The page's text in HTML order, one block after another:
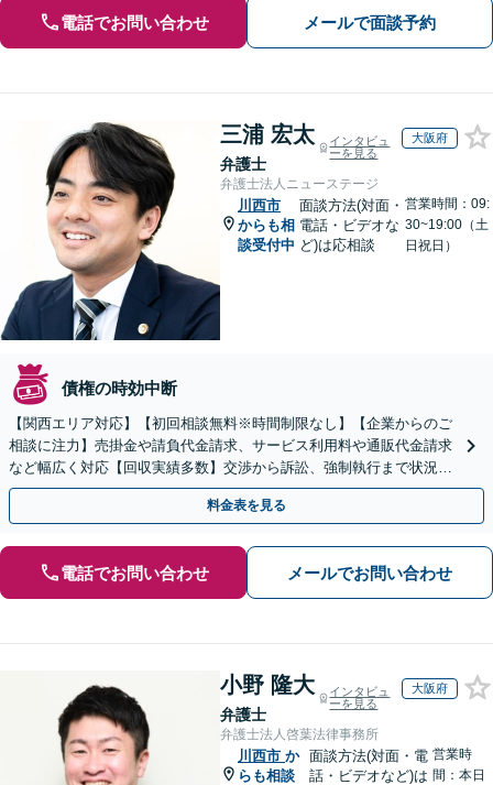
電話でお問い合わせ メールで面談予約
三浦 宏太
弁護士
インタビュ
ーを見る
大阪府
弁護士法人ニューステージ
川西市
からも相
談受付中
面談方法(対面・
電話・ビデオな
ど)は応相談
営業時間：09:
30~19:00（土
日祝日）
債権の時効中断
【関西エリア対応】【初回相談無料※時間制限なし】【企業からのご
相談に注力】売掛金や請負代金請求、サービス利用料や通販代金請求
など幅広く対応【回収実績多数】交渉から訴訟、強制執行まで状況に
応じて的確に対応します
料金表を見る
電話でお問い合わせ メールでお問い合わせ
小野 隆大
弁護士
インタビュ
ーを見る
大阪府
弁護士法人啓葉法律事務所
川西市 か
らも相談
面談方法(対面・電
話・ビデオなど)は
営業時
間：本日